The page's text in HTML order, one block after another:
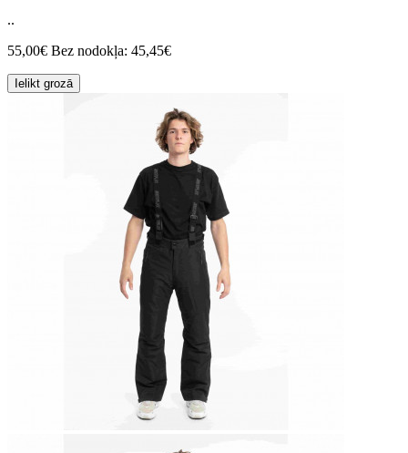
..
55,00€ Bez nodokļa: 45,45€
Ielikt grozā